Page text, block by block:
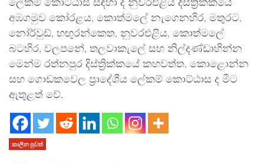
ලේකම් කොට්ඨාස සඳහා ද නුවරඑළිය දිස්ත්‍රික්කයේ
අඹගමුව කෝරළය, කොත්මලේ නැගෙනහිර, මතුරට,
නෝර්වුඩ්, හඟුරන්කෙත, නුවරඑළිය, කොත්මලේ
බටහිර, වලපනේ, තලවාකැලේ සහ නිල්දණ්ඩාහින්න
මෙන්ම රත්නපුර දිස්ත්‍රික්කයේ කහවත්ත, කොළොන්න
සහ ගොඩකවෙල ප්‍රාදේශීය ලේකම් කොට්ඨාස ද මීට
ඇතුළත් වේ.
කාලීන පුවත්